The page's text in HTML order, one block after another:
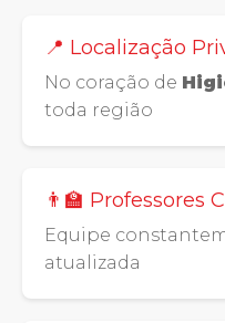
📍 Localização
No coração de
toda região
👨‍🏫 Professores
Equipe
atualizada